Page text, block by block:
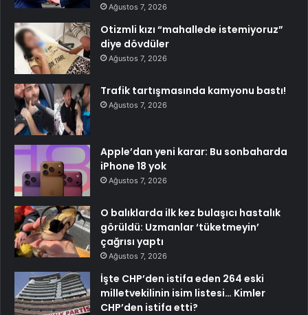
Ağustos 7, 2026
Otizmli kızı “mahallede istemiyoruz”
diye dövdüler
Ağustos 7, 2026
Trafik tartışmasında kamyonu bastı!
Ağustos 7, 2026
Apple’dan yeni karar: Bu sonbaharda
iPhone 18 yok
Ağustos 7, 2026
O balıklarda ilk kez bulaşıcı hastalık
görüldü: Uzmanlar ‘tüketmeyin’
çağrısı yaptı
Ağustos 7, 2026
İşte CHP’den istifa eden 264 eski
milletvekilinin isim listesi… Kimler
CHP’den istifa etti?